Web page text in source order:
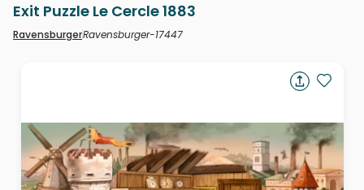
Exit Puzzle Le Cercle 1883
RavensburgerRavensburger-17447